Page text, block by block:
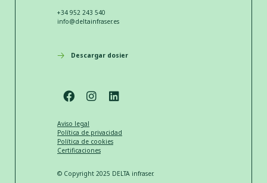
+34 952 243 540
info@deltainfraser.es
Descargar dosier
Aviso legal
Política de privacidad
Política de cookies
Certificaciones
© Copyright 2025 DELTA infraser.